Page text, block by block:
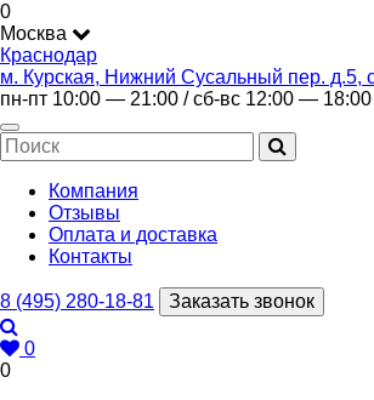
0
Москва
Краснодар
м. Курская, Нижний Сусальный пер. д.5,
пн-пт 10:00 — 21:00 / сб-вс 12:00 — 18:00
Компания
Отзывы
Оплата и доставка
Контакты
8 (495) 280-18-81 Заказать звонок
0
0